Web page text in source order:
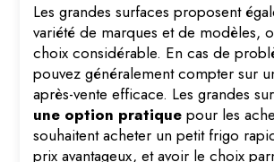
Les grandes surfaces proposent
variété de marques et de modèles,
choix considérable. En cas de
pouvez généralement compter sur
après-vente efficace. Les grandes
une option pratique pour les
souhaitent acheter un petit frigo
prix avantageux, et avoir le choix